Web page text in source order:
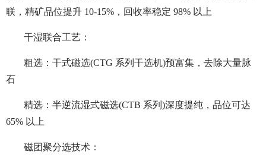
联，精矿品位提升 10-15%，回收率稳定 98% 以上
干湿联合工艺：
粗选：干式磁选(CTG 系列干选机)预富集，去除大量脉
石
精选：半逆流湿式磁选(CTB 系列)深度提纯，品位可达
65% 以上
磁团聚分选技术：